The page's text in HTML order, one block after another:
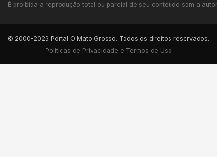
É proibida a reprodução total ou parcial de seu conteúdo sem a
© 2000-2026 Portal O Mato Grosso. Todos os direitos reservados.
Políticas de Privacidade e Termos de Uso